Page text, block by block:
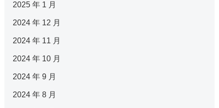
2025 年 1 月
2024 年 12 月
2024 年 11 月
2024 年 10 月
2024 年 9 月
2024 年 8 月